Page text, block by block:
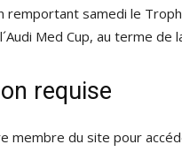
remportant samedi le
Med Cup, au terme de
requise
membre du site pour